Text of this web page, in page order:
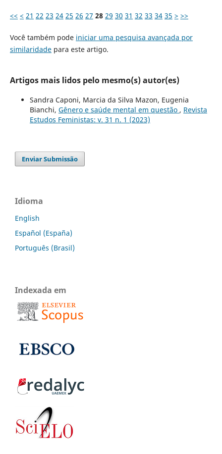
<< < 21 22 23 24 25 26 27 28 29 30 31 32 33 34 35 > >>
Você também pode iniciar uma pesquisa avançada por
similaridadepara este artigo.
Artigos mais lidos pelo mesmo(s) autor(es)
Sandra Caponi, Marcia da Silva Mazon, Eugenia
Bianchi, Gênero e saúde mental em questão , Revista
Estudos Feministas: v. 31 n. 1 (2023)
Enviar Submissão
Idioma
English
Español (España)
Português (Brasil)
Indexada em